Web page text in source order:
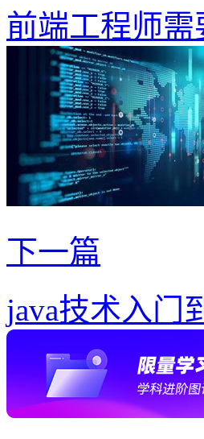
前端工程师
下一篇
java技术入门